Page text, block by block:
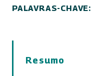
PALAVRAS-CHAVE:
Resumo